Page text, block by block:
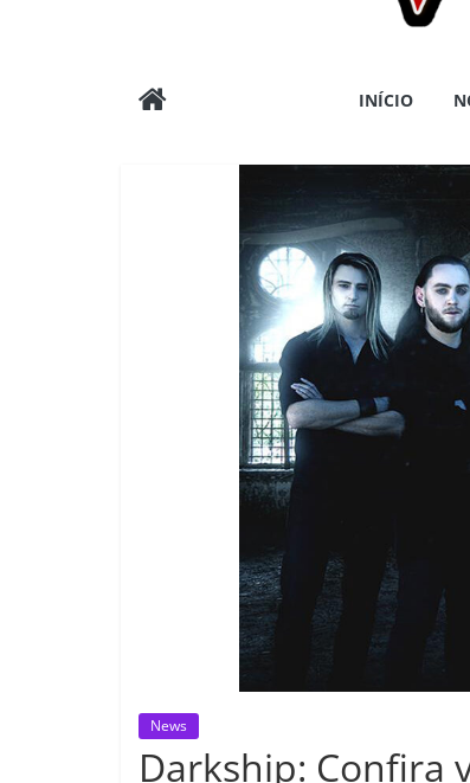
Wargods
Press
INÍCIO
News
Darkship: Confira